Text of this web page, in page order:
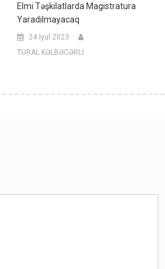
Elmi Təşkilatlarda Magistratura
Yaradılmayacaq
24 İyul 2023
TURAL KƏLBƏCƏRLİ